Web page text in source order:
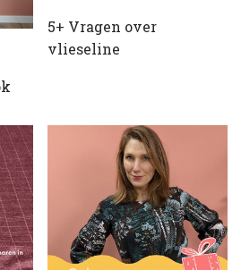
5+ Vragen over
vlieseline